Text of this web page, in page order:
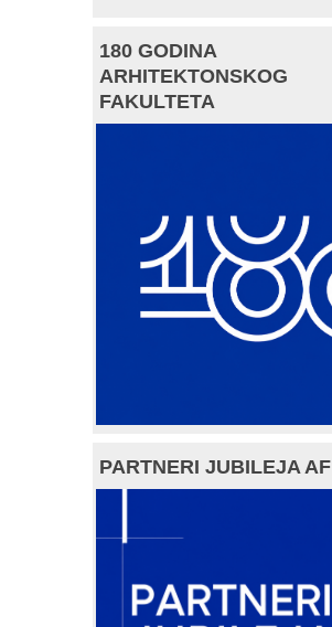
180 GODINA
ARHITEKTONSKOG
FAKULTETA
PARTNERI JUBILEJA AF